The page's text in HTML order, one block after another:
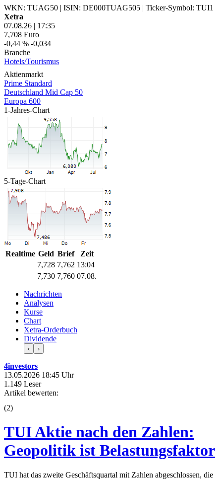
WKN: TUAG50 | ISIN: DE000TUAG505 | Ticker-Symbol: TUI1
Xetra
07.08.26 | 17:35
7,708 Euro
-0,44 % -0,034
Branche
Hotels/Tourismus
Aktienmarkt
Prime Standard
Deutschland Mid Cap 50
Europa 600
1-Jahres-Chart
5-Tage-Chart
Realtime Geld Brief
Zeit
7,728 7,762 13:04
7,730 7,760 07.08.
Nachrichten
Analysen
Kurse
Chart
Xetra-Orderbuch
Dividende
‹ ›
4investors
13.05.2026 18:45 Uhr
1.149 Leser
Artikel bewerten:
(2)
TUI Aktie nach den Zahlen:
Geopolitik ist Belastungsfaktor
TUI hat das zweite Geschäftsquartal mit Zahlen abgeschlossen, die